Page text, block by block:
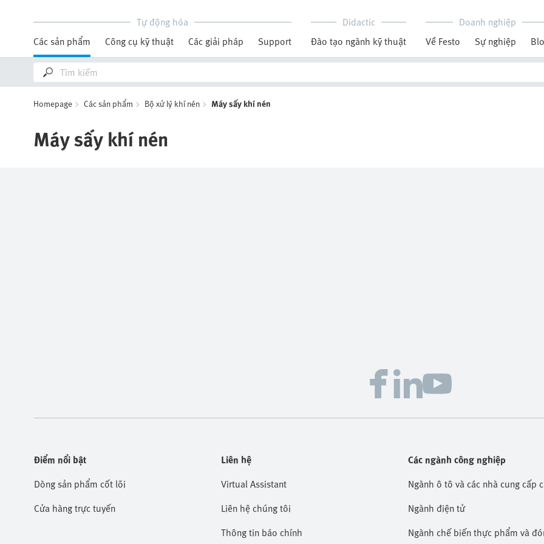
Tự động hóa
Các sản phẩm
Công cụ kỹ thuật Các giải pháp Support
Didactic
Đào tạo ngành kỹ thuật
Doanh nghiệp
Về Festo
Sự nghiệp
Homepage Các sản phẩm Bộ xử lý khí nén Máy sấy khí nén
Máy sấy khí nén
Điểm nổi bật
Dòng sản phẩm cốt lõi
Cửa hàng trực tuyến
Liên hệ
Virtual Assistant
Liên hệ chúng tôi
Thông tin báo chính
Các ngành công nghiệp
Ngành ô tô và các nhà cung cấp
Ngành điện tử
Ngành chế biến thực phẩm và